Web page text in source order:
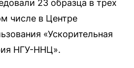
23 образца в трех
числе в Центре
«Ускорительная
НГУ-ННЦ».